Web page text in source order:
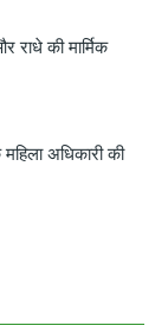
की मार्मिक
अधिकारी की